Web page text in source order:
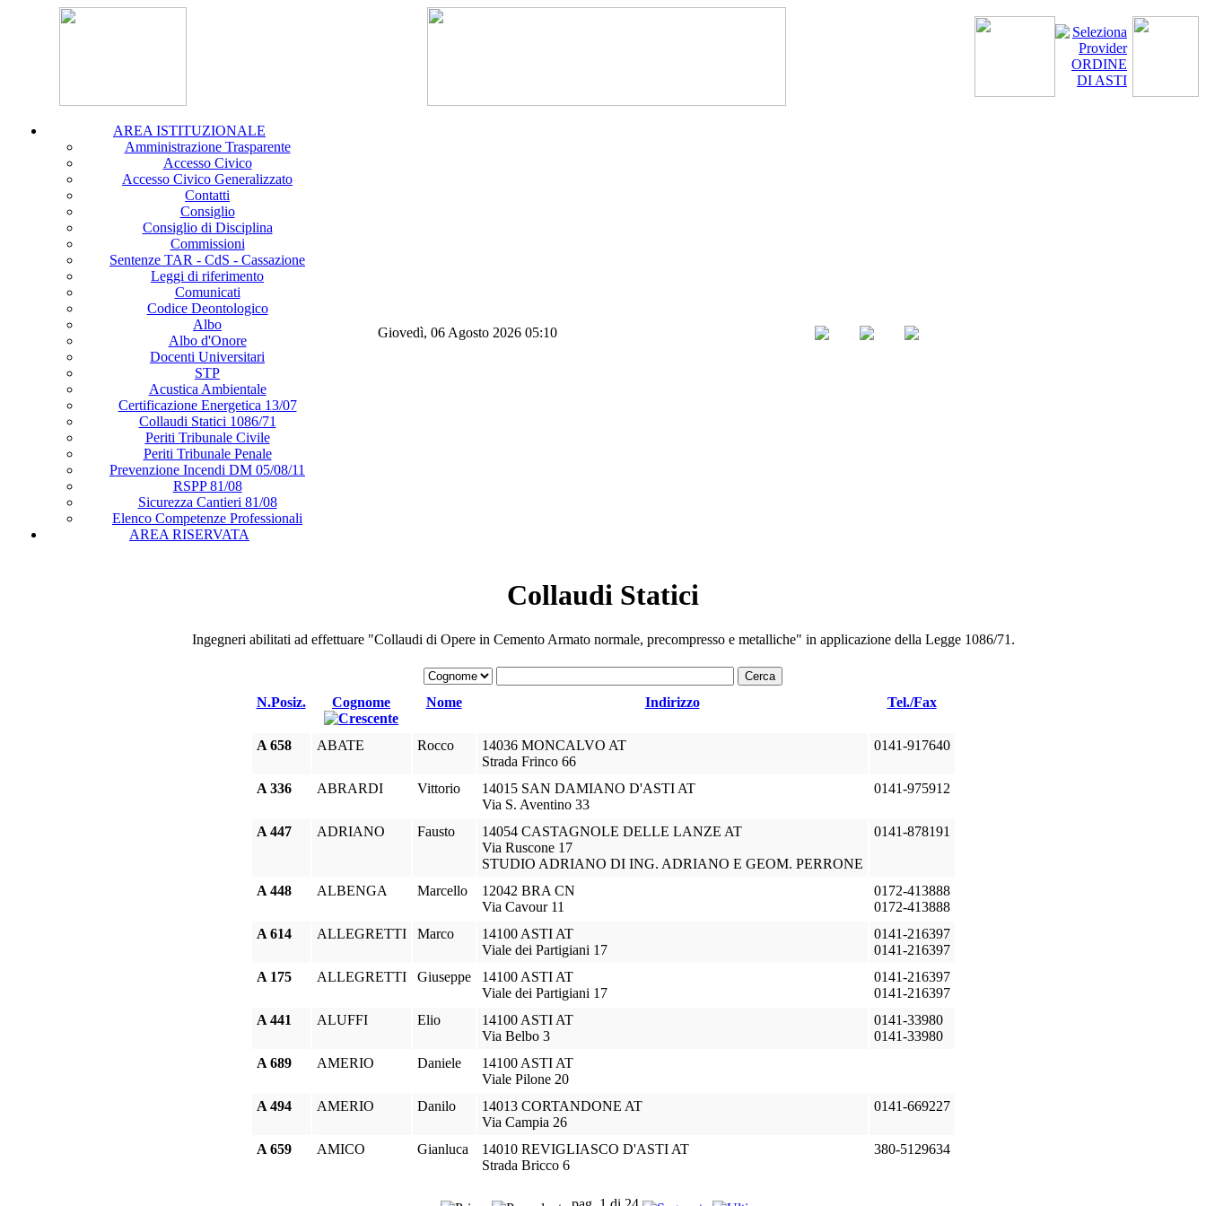
AREA ISTITUZIONALE
Amministrazione Trasparente
Accesso Civico
Accesso Civico Generalizzato
Contatti
Consiglio
Consiglio di Disciplina
Commissioni
Sentenze TAR - CdS - Cassazione
Leggi di riferimento
Comunicati
Codice Deontologico
Albo
Albo d'Onore
Docenti Universitari
STP
Acustica Ambientale
Certificazione Energetica 13/07
Collaudi Statici 1086/71
Periti Tribunale Civile
Periti Tribunale Penale
Prevenzione Incendi DM 05/08/11
RSPP 81/08
Sicurezza Cantieri 81/08
Elenco Competenze Professionali
AREA RISERVATA
Giovedì, 06 Agosto 2026 05:10
Collaudi Statici
Ingegneri abilitati ad effettuare "Collaudi di Opere in Cemento Armato normale, precompresso e metalliche" in applicazione della Legge 1086/71.
N.Posiz. Cognome Nome Indirizzo Tel./Fax
A 658 ABATE Rocco
14036 MONCALVO AT
Strada Frinco 66
0141-917640
A 336 ABRARDI Vittorio
14015 SAN DAMIANO D'ASTI AT
Via S. Aventino 33
0141-975912
A 447 ADRIANO Fausto
14054 CASTAGNOLE DELLE LANZE AT
Via Ruscone 17
STUDIO ADRIANO DI ING. ADRIANO E GEOM. PERRONE
0141-878191
A 448 ALBENGA Marcello
12042 BRA CN
Via Cavour 11
0172-413888
0172-413888
A 614
ALLEGRETTI Marco
14100 ASTI AT
Viale dei Partigiani 17
0141-216397
0141-216397
A 175
ALLEGRETTI Giuseppe
14100 ASTI AT
Viale dei Partigiani 17
0141-216397
0141-216397
A 441
ALUFFI Elio
14100 ASTI AT
Via Belbo 3
0141-33980
0141-33980
A 689
AMERIO Daniele
14100 ASTI AT
Viale Pilone 20
A 494
AMERIO Danilo
14013 CORTANDONE AT
Via Campia 26
0141-669227
A 659 AMICO Gianluca
14010 REVIGLIASCO D'ASTI AT
Strada Bricco 6
380-5129634